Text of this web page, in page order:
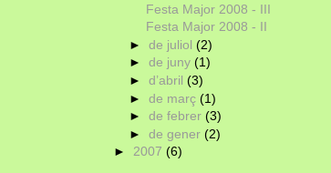
Festa Major 2008 - III
Festa Major 2008 - II
►de juliol(2)
►de juny(1)
►d’abril(3)
►de març(1)
►de febrer(3)
►de gener(2)
► 2007 (6)